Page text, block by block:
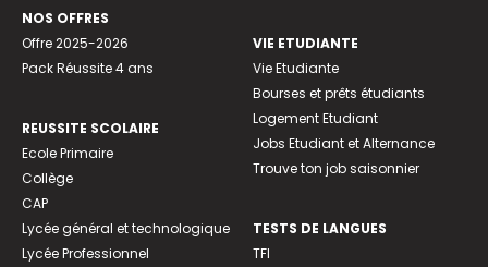
NOS OFFRES
Offre 2025-2026
Pack Réussite 4 ans
REUSSITE SCOLAIRE
Ecole Primaire
Collège
CAP
Lycée général et technologique
Lycée Professionnel
VIE ETUDIANTE
Vie Etudiante
Bourses et prêts étudiants
Logement Etudiant
Jobs Etudiant et Alternance
Trouve ton job saisonnier
TESTS DE LANGUES
TFI